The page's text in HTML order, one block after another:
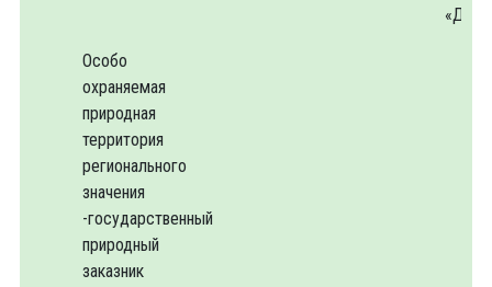
Особо
охраняемая
природная
территория
регионального
значения
-государственный
природный
заказник